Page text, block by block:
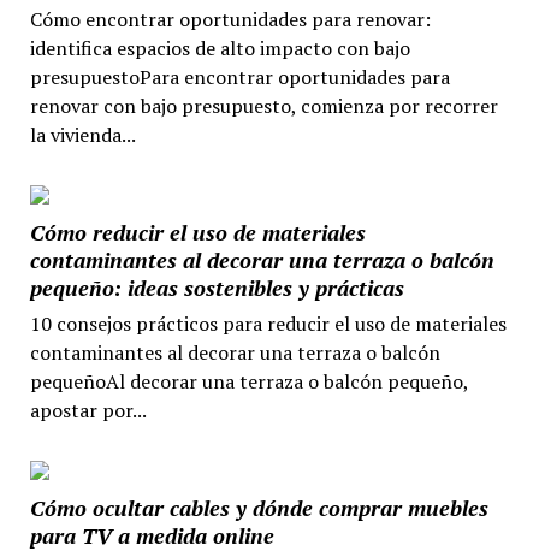
Cómo encontrar oportunidades para renovar:
identifica espacios de alto impacto con bajo
presupuestoPara encontrar oportunidades para
renovar con bajo presupuesto, comienza por recorrer
la vivienda...
Cómo reducir el uso de materiales
contaminantes al decorar una terraza o balcón
pequeño: ideas sostenibles y prácticas
10 consejos prácticos para reducir el uso de materiales
contaminantes al decorar una terraza o balcón
pequeñoAl decorar una terraza o balcón pequeño,
apostar por...
Cómo ocultar cables y dónde comprar muebles
para TV a medida online